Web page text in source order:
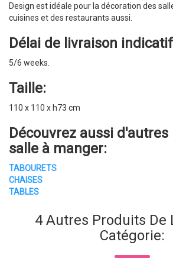
Design est idéale pour la décoration des
cuisines et des restaurants aussi.
Délai de livraison
5/6 weeks.
Taille:
110 x 110 x h73 cm
Découvrez aussi d'autres
salle à manger:
TABOURETS
CHAISES
TABLES
4 Autres Produits De
Catégorie: